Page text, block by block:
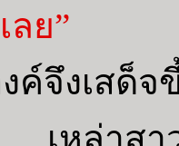
ลย”
ค์จึงเสด็